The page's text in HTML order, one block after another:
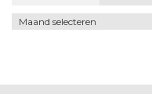
Archief